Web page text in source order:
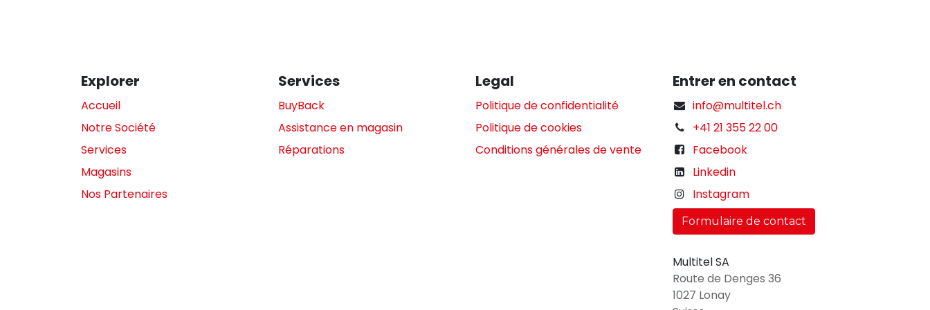
Explorer
Accueil
Notre Société
Services
Magasins
Nos Partenaires
Services
BuyBack
Assistance en magasin
Réparations
Legal
Politique de confidentialité
Politique de cookies
Conditions générales de vente
Entrer en contact
info@multitel.ch
+41 21 355 22 00
Facebook
Linkedin
Instagram
Formulaire de contact
Multitel SA
Route de Denges 36
1027 Lonay